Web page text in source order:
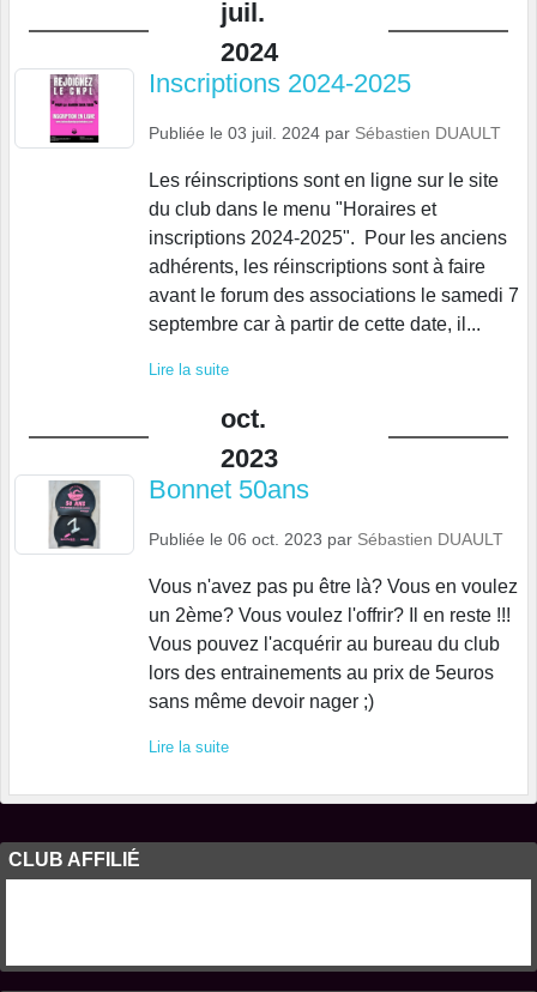
juil.
2024
Inscriptions 2024-2025
Publiée le 03 juil. 2024 par Sébastien DUAULT
Les réinscriptions sont en ligne sur le site
du club dans le menu "Horaires et
inscriptions 2024-2025". Pour les anciens
adhérents, les réinscriptions sont à faire
avant le forum des associations le samedi 7
septembre car à partir de cette date, il...
Lire la suite
oct.
2023
Bonnet 50ans
Publiée le 06 oct. 2023 par Sébastien DUAULT
Vous n'avez pas pu être là? Vous en voulez
un 2ème? Vous voulez l'offrir? Il en reste !!!
Vous pouvez l'acquérir au bureau du club
lors des entrainements au prix de 5euros
sans même devoir nager ;)
Lire la suite
CLUB AFFILIÉ